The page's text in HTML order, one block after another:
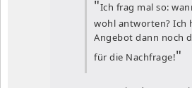
Ich frag mal so:
wohl antworten? Ich
Angebot dann noch
für die Nachfrage!